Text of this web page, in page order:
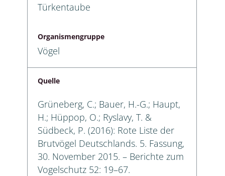
Türkentaube
Organismengruppe
Vögel
Quelle
Grüneberg, C.; Bauer, H.-G.; Haupt,
H.; Hüppop, O.; Ryslavy, T. &
Südbeck, P. (2016): Rote Liste der
Brutvögel Deutschlands. 5. Fassung,
30. November 2015. – Berichte zum
Vogelschutz 52: 19–67.